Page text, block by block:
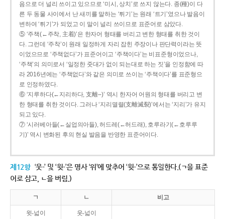
음으로 더 널리 쓰이고 있으므로 ‘미시, 상치’로 쓰지 않는다. 종(種)이 다
른 두 동물 사이에서 난 새끼를 말하는 ‘튀기’는 원래 ‘트기’였으나 발음이
변하여 ‘튀기’가 되었고 이 말이 널리 쓰이므로 표준어로 삼았다.
⑤ ‘주책(←주착, 主着)’은 한자어 형태를 버리고 변한 형태를 취한 것이
다. 그런데 ‘주착’이 원래 일정하게 자리 잡힌 주장이나 판단력이라는 뜻
이었으므로 ‘주책없다’가 표준어이고 ‘주책이다’는 비표준형이었으나,
‘주책’의 의미로서 ‘일정한 줏대가 없이 되는대로 하는 짓’을 인정함에 따
라 2016년에는 ‘주책없다’와 같은 의미로 쓰이는 ‘주책이다’를 표준형으
로 인정하였다.
⑥ ‘지루하다(←지리하다, 支離--)’ 역시 한자어 어원의 형태를 버리고 변
한 형태를 취한 것이다. 그러나 ‘지리멸렬(支離滅裂)’에서는 ‘지리’가 유지
되고 있다.
⑦ ‘시러베아들(←실업의아들), 허드레(←허드래), 호루라기(←호루루
기)’ 역시 변화된 후의 현실 발음을 반영한 표준어이다.
제12항 ‘웃-’ 및 ‘윗-’은 명사 ‘위’에 맞추어 ‘윗-’으로 통일한다.(ㄱ을 표준
어로 삼고, ㄴ을 버림.)
ㄱ ㄴ 비고
윗-넓이 웃-넓이